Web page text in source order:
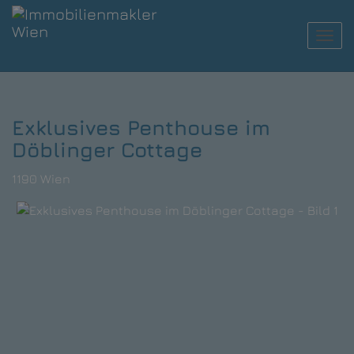
Exklusives Penthouse im
Döblinger Cottage
1190 Wien